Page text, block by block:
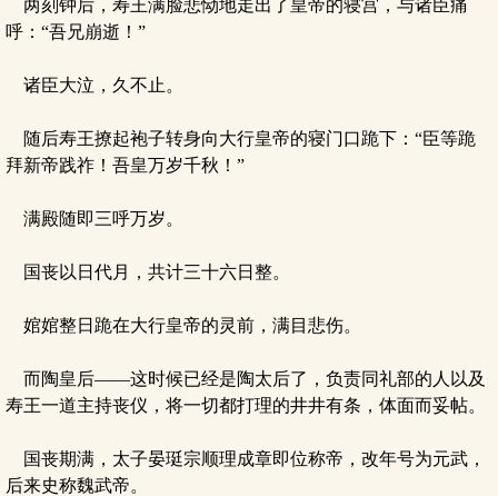
两刻钟后，寿王满脸悲恸地走出了皇帝的寝宫，与诸臣痛
呼：“吾兄崩逝！”
诸臣大泣，久不止。
随后寿王撩起袍子转身向大行皇帝的寝门口跪下：“臣等跪
拜新帝践祚！吾皇万岁千秋！”
满殿随即三呼万岁。
国丧以日代月，共计三十六日整。
婠婠整日跪在大行皇帝的灵前，满目悲伤。
而陶皇后——这时候已经是陶太后了，负责同礼部的人以及
寿王一道主持丧仪，将一切都打理的井井有条，体面而妥帖。
国丧期满，太子晏珽宗顺理成章即位称帝，改年号为元武，
后来史称魏武帝。